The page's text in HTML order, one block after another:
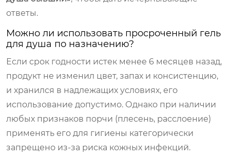
ответы.
Можно ли использовать просроченный гель
для душа по назначению?
Если срок годности истек менее 6 месяцев назад,
продукт не изменил цвет, запах и консистенцию,
и хранился в надлежащих условиях, его
использование допустимо. Однако при наличии
любых признаков порчи (плесень, расслоение)
применять его для гигиены категорически
запрещено из-за риска кожных инфекций.